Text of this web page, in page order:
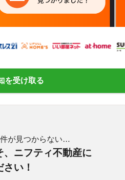
を受け取る
が見つからない…
、ニフティ不動産に
い！